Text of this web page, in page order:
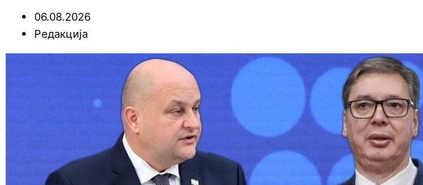
06.08.2026
Редакција